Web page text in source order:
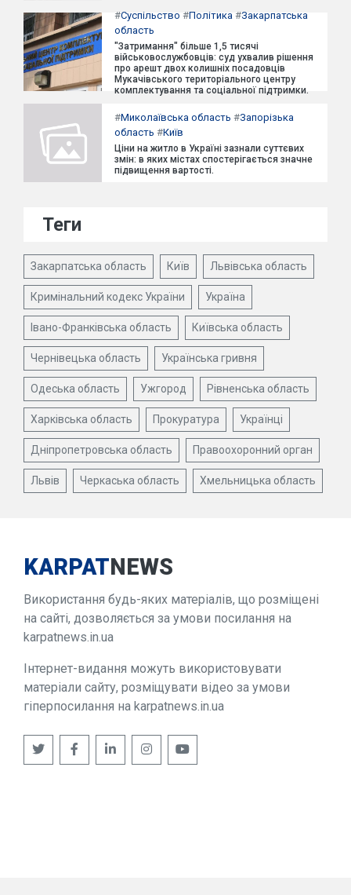
#Суспільство #Політика #Закарпатська
область
"Затримання" більше 1,5 тисячі
військовослужбовців: суд ухвалив рішення
про арешт двох колишніх посадовців
Мукачівського територіального центру
комплектування та соціальної підтримки.
#Миколаївська область #Запорізька
область #Київ
Ціни на житло в Україні зазнали суттєвих
змін: в яких містах спостерігається значне
підвищення вартості.
Теги
Закарпатська область Київ Львівська область
Кримінальний кодекс України Україна
Івано-Франківська область Київська область
Чернівецька область Українська гривня
Одеська область Ужгород Рівненська область
Харківська область Прокуратура Українці
Дніпропетровська область Правоохоронний орган
Львів Черкаська область Хмельницька область
KARPATNEWS
Використання будь-яких матеріалів, що розміщені
на сайті, дозволяється за умови посилання на
karpatnews.in.ua
Інтернет-видання можуть використовувати
матеріали сайту, розміщувати відео за умови
гіперпосилання на karpatnews.in.ua